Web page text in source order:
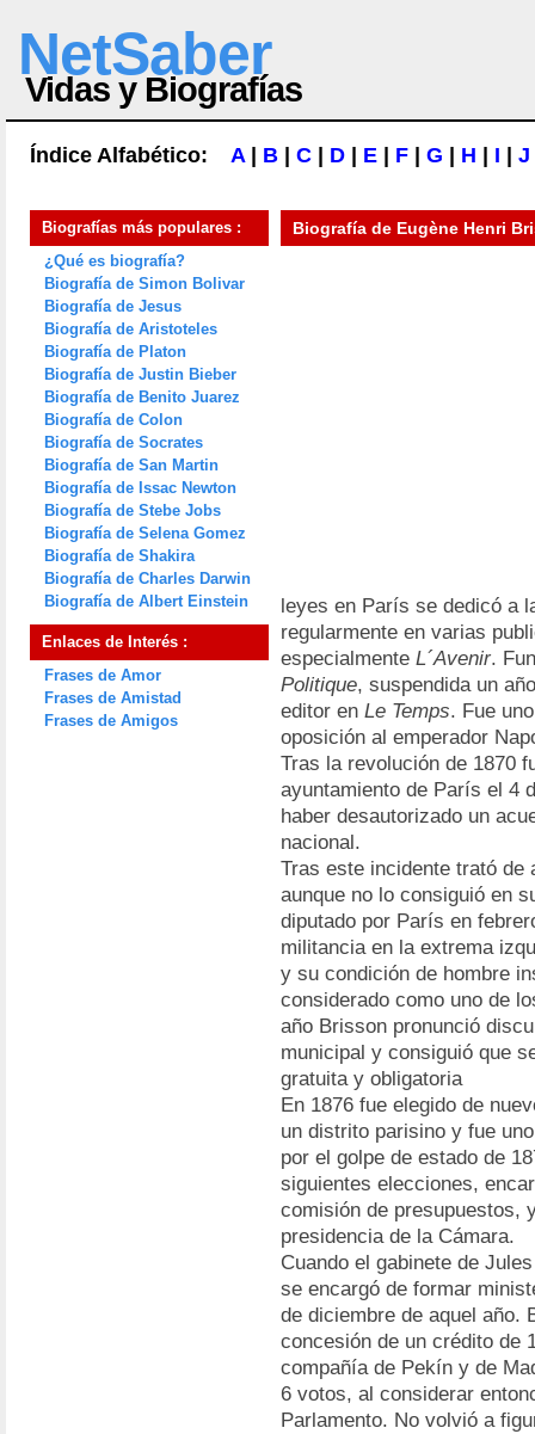
NetSaber
Vidas y Biografías
Índice Alfabético: A| B C D E F G H I J
Biografías más populares :
¿Qué es biografía?
Biografía de Simon Bolivar
Biografía de Jesus
Biografía de Aristoteles
Biografía de Platon
Biografía de Justin Bieber
Biografía de Benito Juarez
Biografía de Colon
Biografía de Socrates
Biografía de San Martin
Biografía de Issac Newton
Biografía de Stebe Jobs
Biografía de Selena Gomez
Biografía de Shakira
Biografía de Charles Darwin
Biografía de Albert Einstein
Enlaces de Interés :
Frases de Amor
Frases de Amistad
Frases de Amigos
Biografía de Eugène Henri
leyes en París se dedicó a
regularmente en varias
especialmente L´Avenir.
Politique, suspendida un
editor en Le Temps. Fue
oposición al emperador
Tras la revolución de 1870
ayuntamiento de París el 4
haber desautorizado un
nacional.
Tras este incidente trató de
aunque no lo consiguió en
diputado por París en
militancia en la extrema
y su condición de hombre
considerado como uno de
año Brisson pronunció
municipal y consiguió que
gratuita y obligatoria
En 1876 fue elegido de
un distrito parisino y fue
por el golpe de estado de
siguientes elecciones,
comisión de presupuestos,
presidencia de la Cámara.
Cuando el gabinete de
se encargó de formar
de diciembre de aquel año.
concesión de un crédito de
compañía de Pekín y de
6 votos, al considerar
Parlamento. No volvió a